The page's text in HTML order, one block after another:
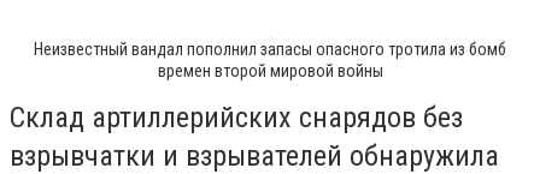
Неизвестный вандал пополнил запасы опасного тротила из бомб
времен второй мировой войны
Склад артиллерийских снарядов без
взрывчатки и взрывателей обнаружила